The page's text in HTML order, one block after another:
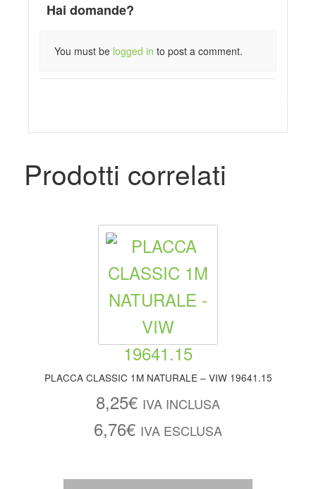
Hai domande?
You must be logged in to post a comment.
Prodotti correlati
PLACCA CLASSIC 1M NATURALE – VIW 19641.15
8,25€ IVA INCLUSA
6,76€ IVA ESCLUSA